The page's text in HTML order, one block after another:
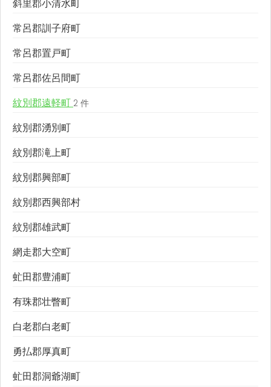
斜里郡小清水町
常呂郡訓子府町
常呂郡置戸町
常呂郡佐呂間町
紋別郡遠軽町 2 件
紋別郡湧別町
紋別郡滝上町
紋別郡興部町
紋別郡西興部村
紋別郡雄武町
網走郡大空町
虻田郡豊浦町
有珠郡壮瞥町
白老郡白老町
勇払郡厚真町
虻田郡洞爺湖町